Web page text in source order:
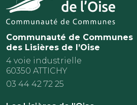
Communauté de Communes
des Lisières de l’Oise
4 voie industrielle
60350 ATTICHY
03 44 42 72 25